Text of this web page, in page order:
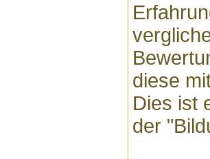
diese
Dies ist
der